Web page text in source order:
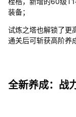
装备；
试炼之塔也解锁了更
通关后可斩获高阶养
全新养成：战